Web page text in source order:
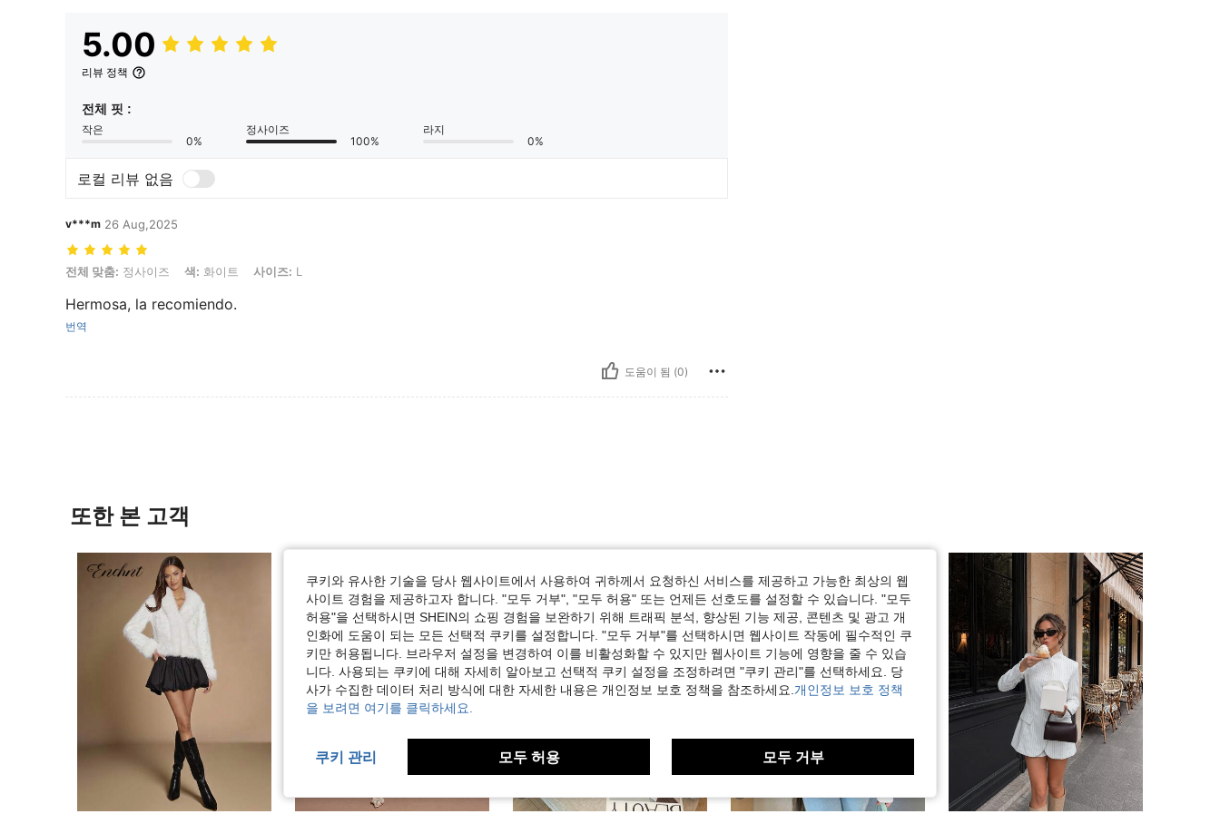
5.00
리뷰 정책
전체 핏 :
작은
0%
정사이즈
100%
라지
0%
로컬 리뷰 없음
v***m 26 Aug,2025
전체 맞춤: 정사이즈, 색: 화이트, 사이즈: L
전체 맞춤: 정사이즈 색: 화이트 사이즈: L
Hermosa, la recomiendo.
번역
도움이 됨 (0)
또한 본 고객
쿠키와 유사한 기술을 당사 웹사이트에서 사용하여 귀하께서 요청하신 서비스를 제공하고 가능한 최상의 웹
사이트 경험을 제공하고자 합니다. "모두 거부", "모두 허용" 또는 언제든 선호도를 설정할 수 있습니다. "모두
허용"을 선택하시면 SHEIN의 쇼핑 경험을 보완하기 위해 트래픽 분석, 향상된 기능 제공, 콘텐츠 및 광고 개
인화에 도움이 되는 모든 선택적 쿠키를 설정합니다. "모두 거부"를 선택하시면 웹사이트 작동에 필수적인 쿠
키만 허용됩니다. 브라우저 설정을 변경하여 이를 비활성화할 수 있지만 웹사이트 기능에 영향을 줄 수 있습
니다. 사용되는 쿠키에 대해 자세히 알아보고 선택적 쿠키 설정을 조정하려면 "쿠키 관리"를 선택하세요. 당
사가 수집한 데이터 처리 방식에 대한 자세한 내용은 개인정보 보호 정책을 참조하세요. 개인정보 보호 정책
을 보려면 여기를 클릭하세요.
쿠키 관리 모두 허용 모두 거부